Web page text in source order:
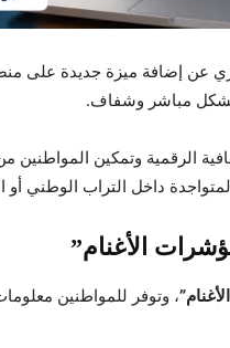
عن إضافة ميزة جديدة على
مباشر وشفاف.
الرقمية وتمكين المواطنين
داخل التراب الوطني
، وتوفر للمواطنين